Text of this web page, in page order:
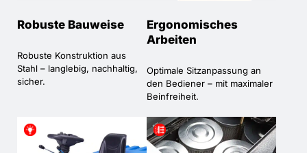
Robuste Bauweise
Robuste Konstruktion aus
Stahl – langlebig, nachhaltig,
sicher.
Ergonomisches
Arbeiten
Optimale Sitzanpassung an
den Bediener – mit maximaler
Beinfreiheit.